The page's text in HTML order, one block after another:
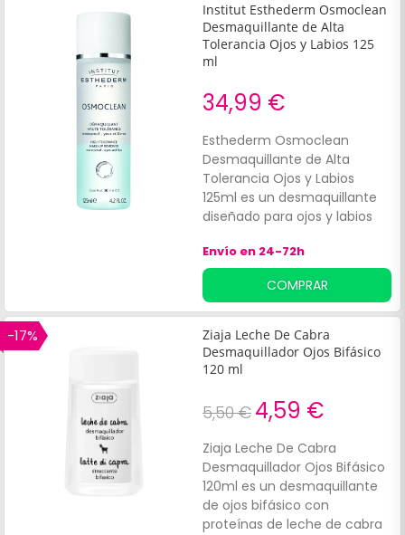
Institut Esthederm Osmoclean
Desmaquillante de Alta
Tolerancia Ojos y Labios 125
ml
34,99 €
Esthederm Osmoclean
Desmaquillante de Alta
Tolerancia Ojos y Labios
125ml es un desmaquillante
diseñado para ojos y labios
frágiles. Ayuda a eliminar el
maquillaje fácilmente,
incluso el waterproof. Está
formulado con la patente
Skin Balance System, que
respeta la flora cutánea, y
Eau Cellulaire, que aporta
las células.
Envío en 24-72h
COMPRAR
-17%
Ziaja Leche De Cabra
Desmaquillador Ojos Bifásico
120 ml
5,50 € 4,59 €
Ziaja Leche De Cabra
Desmaquillador Ojos Bifásico
120ml es un desmaquillante
de ojos bifásico con
proteínas de leche de cabra